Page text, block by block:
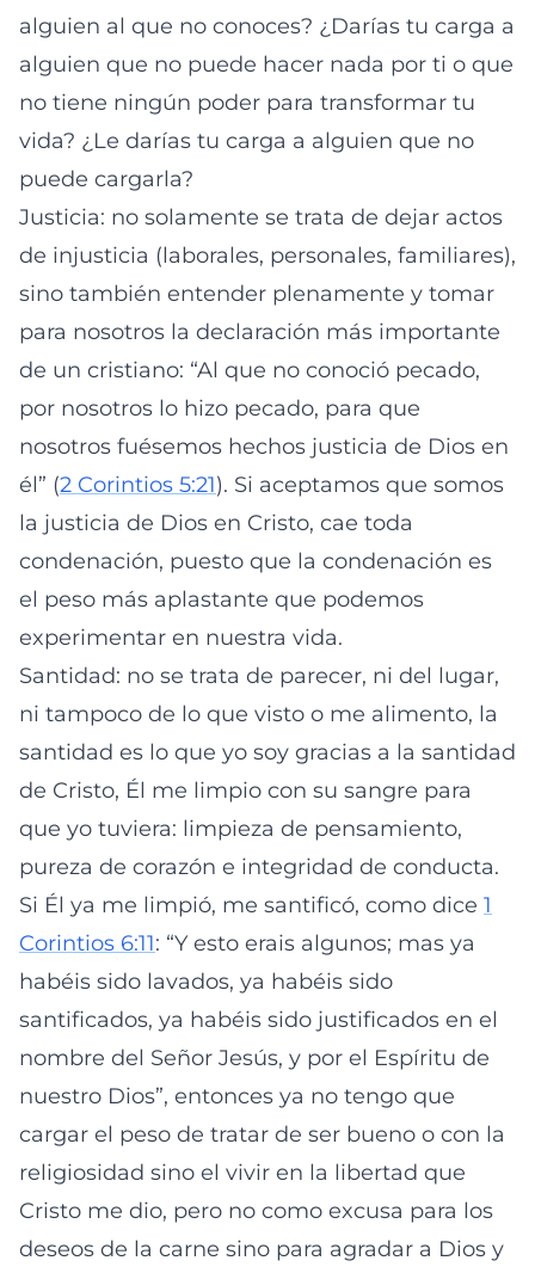
alguien al que no conoces? ¿Darías tu carga a
alguien que no puede hacer nada por ti o que
no tiene ningún poder para transformar tu
vida? ¿Le darías tu carga a alguien que no
puede cargarla?
Justicia: no solamente se trata de dejar actos
de injusticia (laborales, personales, familiares),
sino también entender plenamente y tomar
para nosotros la declaración más importante
de un cristiano: “Al que no conoció pecado,
por nosotros lo hizo pecado, para que
nosotros fuésemos hechos justicia de Dios en
él” (2 Corintios 5:21). Si aceptamos que somos
la justicia de Dios en Cristo, cae toda
condenación, puesto que la condenación es
el peso más aplastante que podemos
experimentar en nuestra vida.
Santidad: no se trata de parecer, ni del lugar,
ni tampoco de lo que visto o me alimento, la
santidad es lo que yo soy gracias a la santidad
de Cristo, Él me limpio con su sangre para
que yo tuviera: limpieza de pensamiento,
pureza de corazón e integridad de conducta.
Si Él ya me limpió, me santificó, como dice 1
Corintios 6:11: “Y esto erais algunos; mas ya
habéis sido lavados, ya habéis sido
santificados, ya habéis sido justificados en el
nombre del Señor Jesús, y por el Espíritu de
nuestro Dios”, entonces ya no tengo que
cargar el peso de tratar de ser bueno o con la
religiosidad sino el vivir en la libertad que
Cristo me dio, pero no como excusa para los
deseos de la carne sino para agradar a Dios y